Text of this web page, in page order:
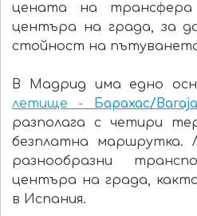
цената на
центъра на града, за
стойност на
В Мадрид има едно
летище - Барахас/
разполага с четири
безплатна маршрутка.
разнообразни
центъра на града,
в Испания.